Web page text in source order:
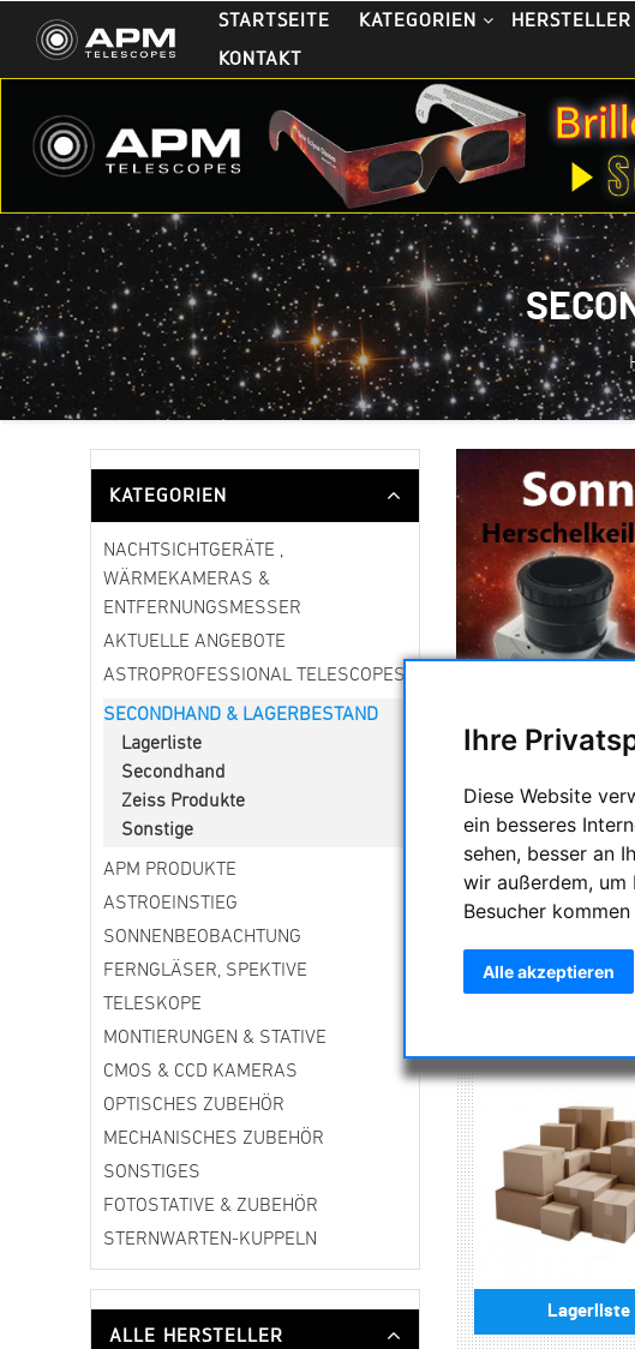
Ihre
Diese Website
ein besseres
sehen, besser an
wir außerdem, um
Besucher
Alle akzeptieren
STARTSEITE KATEGORIEN HERSTELLER
KONTAKT
KATEGORIEN
NACHTSICHTGERÄTE ,
WÄRMEKAMERAS &
ENTFERNUNGSMESSER
AKTUELLE ANGEBOTE
ASTROPROFESSIONAL TELESCOPES
SECONDHAND & LAGERBESTAND
Lagerliste
Secondhand
Zeiss Produkte
Sonstige
APM PRODUKTE
ASTROEINSTIEG
SONNENBEOBACHTUNG
FERNGLÄSER, SPEKTIVE
TELESKOPE
MONTIERUNGEN & STATIVE
CMOS & CCD KAMERAS
OPTISCHES ZUBEHÖR
MECHANISCHES ZUBEHÖR
SONSTIGES
FOTOSTATIVE & ZUBEHÖR
STERNWARTEN-KUPPELN
ALLE HERSTELLER
Teile Europas
Hierzulande
bietet.
sichtbar "
Was braucht man
Secondhand &
Lagerliste